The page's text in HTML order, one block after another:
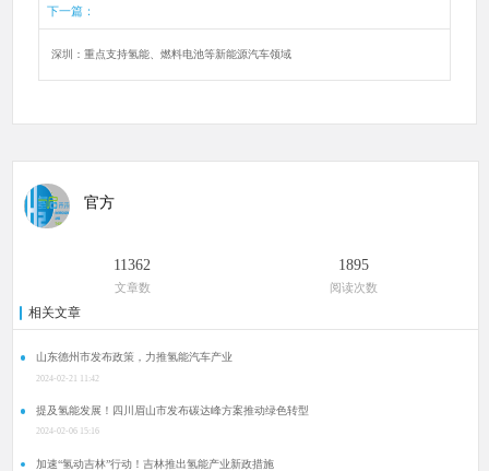
下一篇：
深圳：重点支持氢能、燃料电池等新能源汽车领域
官方
11362
文章数
1895
阅读次数
相关文章
山东德州市发布政策，力推氢能汽车产业
2024-02-21 11:42
提及氢能发展！四川眉山市发布碳达峰方案推动绿色转型
2024-02-06 15:16
加速“氢动吉林”行动！吉林推出氢能产业新政措施